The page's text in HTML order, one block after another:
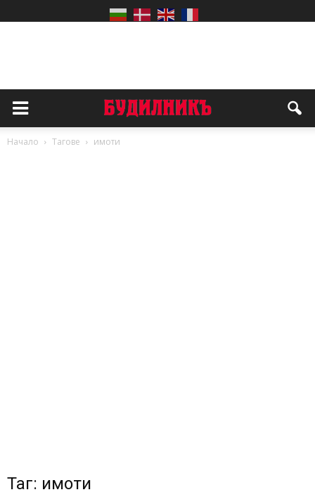
Начало Тагове имоти
Таг: имоти